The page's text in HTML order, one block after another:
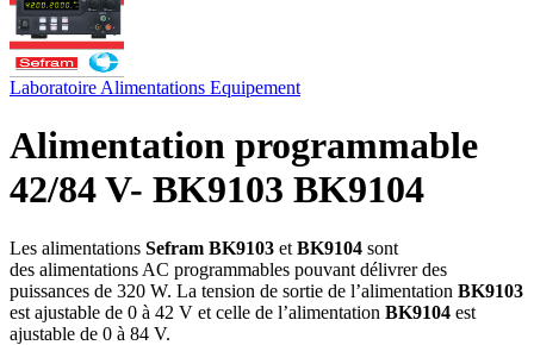
Laboratoire Alimentations Equipement
Alimentation programmable
42/84 V- BK9103 BK9104
Les alimentations Sefram BK9103 et BK9104 sont
des alimentations AC programmables pouvant délivrer des
puissances de 320 W. La tension de sortie de l’alimentation BK9103
est ajustable de 0 à 42 V et celle de l’alimentation BK9104 est
ajustable de 0 à 84 V.